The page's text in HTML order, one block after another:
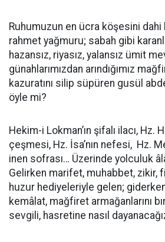
Ruhumuzun en ücra köşesini dahi
rahmet yağmuru; sabah gibi
hazansız, riyasız, yalansız ümit
günahlarımızdan arındığımız
kazuratını silip süpüren gusül
öyle mi?
Hekim-i Lokman’ın şifalı ilacı, Hz.
çeşmesi, Hz. İsa’nın nefesi, Hz.
inen sofrası… Üzerinde yolculuk
Gelirken marifet, muhabbet, zikir,
huzur hediyeleriyle gelen;
kemâlat, mağfiret armağanlarını
sevgili, hasretine nasıl